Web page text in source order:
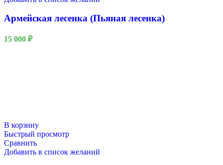
Армейская лесенка (Пьяная лесенка)
15 000 ₽
В корзину
Быстрый просмотр
Сравнить
Добавить в список желаний